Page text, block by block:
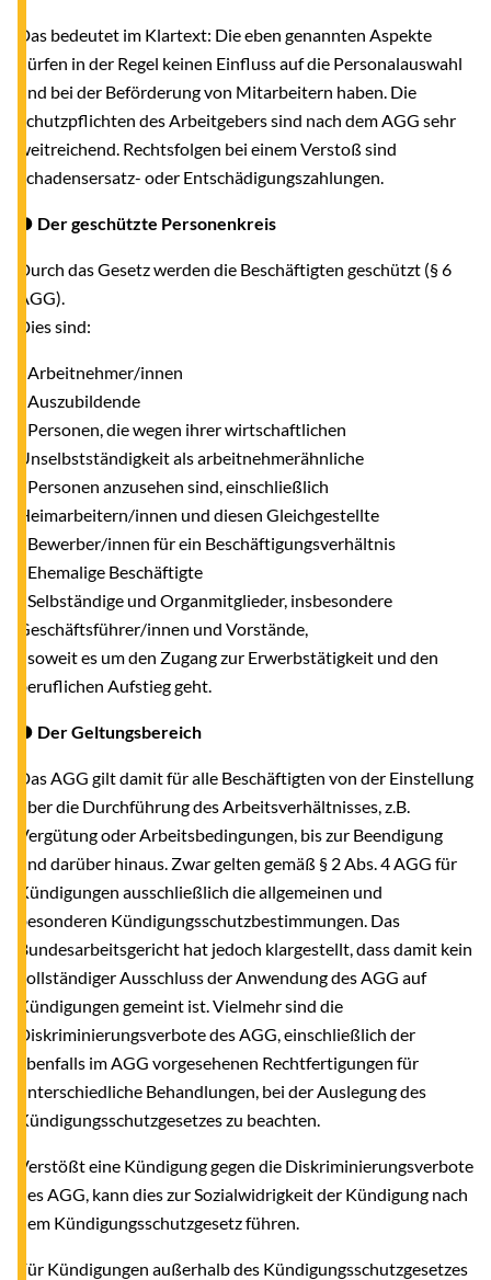
Das bedeutet im Klartext: Die eben genannten Aspekte
dürfen in der Regel keinen Einfluss auf die Personalauswahl
und bei der Beförderung von Mitarbeitern haben. Die
Schutzpflichten des Arbeitgebers sind nach dem AGG sehr
weitreichend. Rechtsfolgen bei einem Verstoß sind
Schadensersatz- oder Entschädigungszahlungen.
● Der geschützte Personenkreis
Durch das Gesetz werden die Beschäftigten geschützt (§ 6
AGG).
Dies sind:
- Arbeitnehmer/innen
- Auszubildende
- Personen, die wegen ihrer wirtschaftlichen
Unselbstständigkeit als arbeitnehmerähnliche
Personen anzusehen sind, einschließlich
Heimarbeitern/innen und diesen Gleichgestellte
- Bewerber/innen für ein Beschäftigungsverhältnis
- Ehemalige Beschäftigte
- Selbständige und Organmitglieder, insbesondere
Geschäftsführer/innen und Vorstände,
soweit es um den Zugang zur Erwerbstätigkeit und den
beruflichen Aufstieg geht.
● Der Geltungsbereich
Das AGG gilt damit für alle Beschäftigten von der Einstellung
über die Durchführung des Arbeitsverhältnisses, z.B.
Vergütung oder Arbeitsbedingungen, bis zur Beendigung
und darüber hinaus. Zwar gelten gemäß § 2 Abs. 4 AGG für
Kündigungen ausschließlich die allgemeinen und
besonderen Kündigungsschutzbestimmungen. Das
Bundesarbeitsgericht hat jedoch klargestellt, dass damit kein
vollständiger Ausschluss der Anwendung des AGG auf
Kündigungen gemeint ist. Vielmehr sind die
Diskriminierungsverbote des AGG, einschließlich der
ebenfalls im AGG vorgesehenen Rechtfertigungen für
unterschiedliche Behandlungen, bei der Auslegung des
Kündigungsschutzgesetzes zu beachten.
Verstößt eine Kündigung gegen die Diskriminierungsverbote
des AGG, kann dies zur Sozialwidrigkeit der Kündigung nach
dem Kündigungsschutzgesetz führen.
Für Kündigungen außerhalb des Kündigungsschutzgesetzes